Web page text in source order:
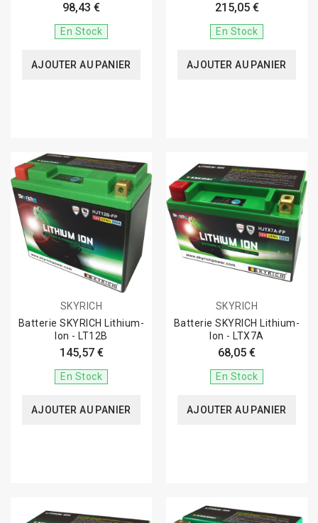
98,43 €
En Stock
AJOUTER AU PANIER
215,05 €
En Stock
AJOUTER AU PANIER
SKYRICH
Batterie SKYRICH Lithium-
Ion - LT12B
145,57 €
En Stock
AJOUTER AU PANIER
SKYRICH
Batterie SKYRICH Lithium-
Ion - LTX7A
68,05 €
En Stock
AJOUTER AU PANIER